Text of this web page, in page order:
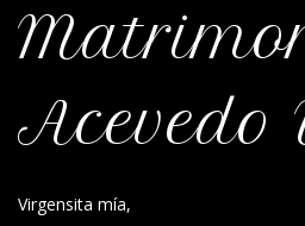
Acevedo
Virgensita mía,